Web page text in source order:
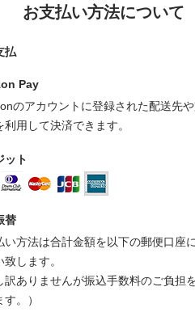
お支払い方法について
払
Pay
のアカウントに登録された配送先
利用して決済できます。
ット
替
い方法は合計金額を以下の郵便口座
致します。
訳ありませんが振込手数料のご負担
。）